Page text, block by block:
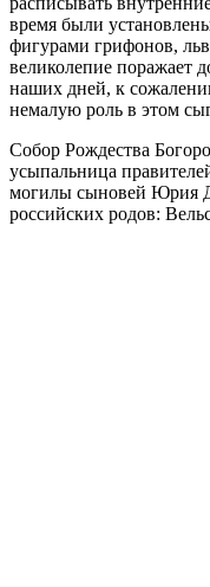
время были
фигурами грифонов,
великолепие поражает
наших дней, к
немалую роль в этом
Собор Рождества
усыпальница
могилы сыновей Юрия
российских родов: